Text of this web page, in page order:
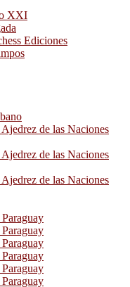
XXI
Ediciones
de las Naciones
de las Naciones
de las Naciones